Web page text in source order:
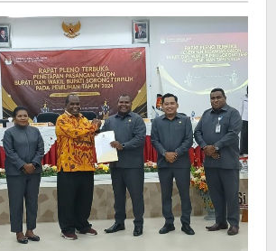
:
Tidak
Ada
Lagi
01,
02